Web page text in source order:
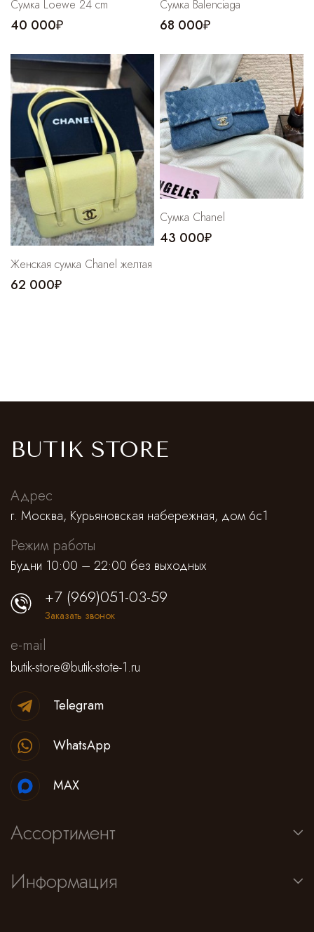
Сумка Loewe 24 cm
40 000₽
Сумка Balenciaga
68 000₽
Женская сумка Chanel желтая
62 000₽
Сумка Chanel
43 000₽
BUTIK STORE
Адрес
г. Москва, Курьяновская набережная, дом 6с1
Режим работы
Будни 10:00 – 22:00 без выходных
Ассортимент
Информация
+7 (969)051-03-59
Заказать звонок
e-mail
butik-store@butik-stote-1.ru
Telegram
WhatsApp
MAX